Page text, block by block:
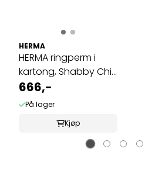
HERMA
HERMA ringperm i
kartong, Shabby Chic
Feel Good ...
666,-
På lager
Kjøp